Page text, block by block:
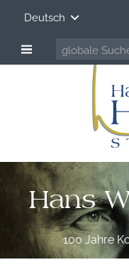
Deutsch
Hans
100 Jahre